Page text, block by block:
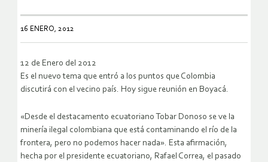
16 ENERO, 2012
12 de Enero del 2012
Es el nuevo tema que entró a los puntos que Colombia
discutirá con el vecino país. Hoy sigue reunión en Boyacá.
«Desde el destacamento ecuatoriano Tobar Donoso se ve la
minería ilegal colombiana que está contaminando el río de la
frontera, pero no podemos hacer nada». Esta afirmación,
hecha por el presidente ecuatoriano, Rafael Correa, el pasado